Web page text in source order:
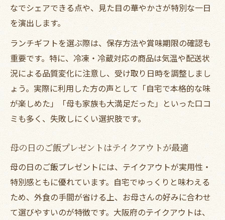
なでシェアできる点や、見た目の華やかさが特別な一日
を演出します。
ランチギフトを選ぶ際は、保存方法や賞味期限の確認も
重要です。特に、冷凍・冷蔵対応の商品は気温や配送状
況による品質変化に注意し、受け取り日時を調整しまし
ょう。実際に利用した方の声として「自宅で本格的な味
が楽しめた」「母も家族も大満足だった」といった口コ
ミも多く、失敗しにくい選択肢です。
母の日のご飯プレゼントはテイクアウトが最適
母の日のご飯プレゼントには、テイクアウトが実用性・
特別感ともに優れています。自宅でゆっくりと味わえる
ため、外食の手間が省ける上、お母さんの好みに合わせ
て選びやすいのが特徴です。大阪府のテイクアウトは、